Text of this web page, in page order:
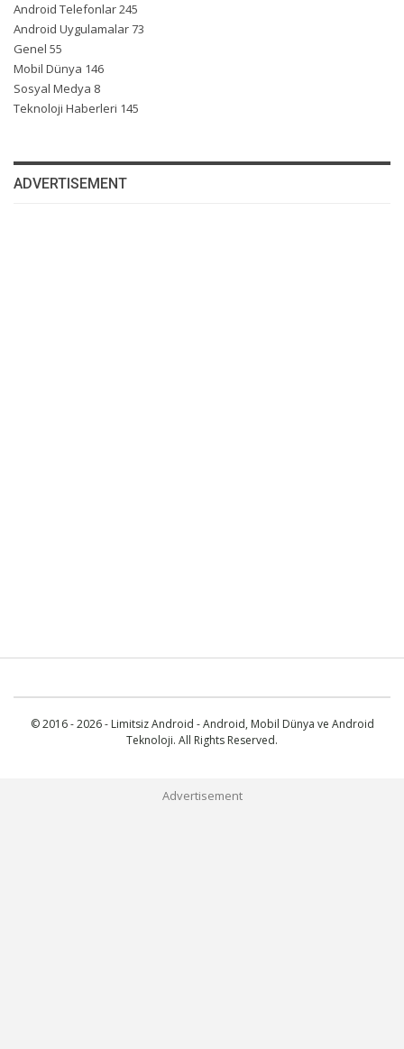
Android Telefonlar245
Android Uygulamalar73
Genel 55
Mobil Dünya 146
Sosyal Medya 8
Teknoloji Haberleri 145
ADVERTISEMENT
© 2016 - 2026 - Limitsiz Android - Android, Mobil Dünya ve Android
Teknoloji. All Rights Reserved.
Advertisement